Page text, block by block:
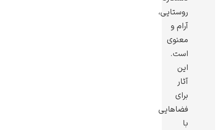
روستایی،
آرام و
معنوی
است.
این
آثار
برای
فضاهایی
با